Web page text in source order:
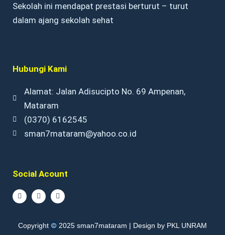
Sekolah ini mendapat prestasi berturut – turut
dalam ajang sekolah sehat
Hubungi Kami
Alamat: Jalan Adisucipto No. 69 Ampenan,
Mataram
(0370) 6162545
sman7mataram@yahoo.co.id
Social Acount
F
a
c
b
o
I
n
s
a
g
Y
o
u
u
b
Copyright © 2025 sman7mataram | Design by PKL UNRAM